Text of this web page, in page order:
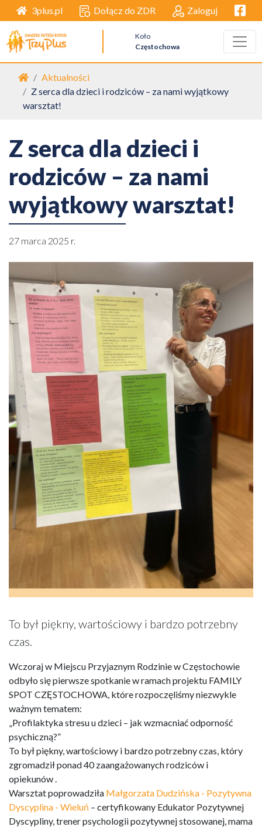
3plus.pl Dołącz do ZDR Zaloguj
Koło
Częstochowa
Strona główna
Aktualności
Z serca dla dzieci i rodziców – za nami wyjątkowy
warsztat!
Z serca dla dzieci i
rodziców – za nami
wyjątkowy warsztat!
27 marca 2025 r.
To był piękny, wartościowy i bardzo potrzebny
czas.
Wczoraj w Miejscu Przyjaznym Rodzinie w Częstochowie
odbyło się pierwsze spotkanie w ramach projektu FAMILY
SPOT CZĘSTOCHOWA, które rozpoczęliśmy niezwykle
ważnym tematem:
„Profilaktyka stresu u dzieci – jak wzmacniać odporność
psychiczną?”
To był piękny, wartościowy i bardzo potrzebny czas, który
zgromadził ponad 40 zaangażowanych rodziców i
opiekunów .
Warsztat poprowadziła Małgorzata Dudzińska - Pozytywna
Dyscyplina - Wieluń – certyfikowany Edukator Pozytywnej
Dyscypliny, trener psychologii pozytywnej stosowanej, mama